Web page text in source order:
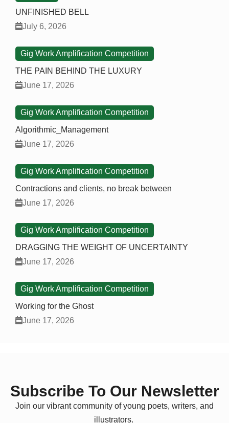
UNFINISHED BELL
July 6, 2026
Gig Work Amplification Competition
THE PAIN BEHIND THE LUXURY
June 17, 2026
Gig Work Amplification Competition
Algorithmic_Management
June 17, 2026
Gig Work Amplification Competition
Contractions and clients, no break between
June 17, 2026
Gig Work Amplification Competition
DRAGGING THE WEIGHT OF UNCERTAINTY
June 17, 2026
Gig Work Amplification Competition
Working for the Ghost
June 17, 2026
Subscribe To Our Newsletter
Join our vibrant community of young poets, writers, and
illustrators.